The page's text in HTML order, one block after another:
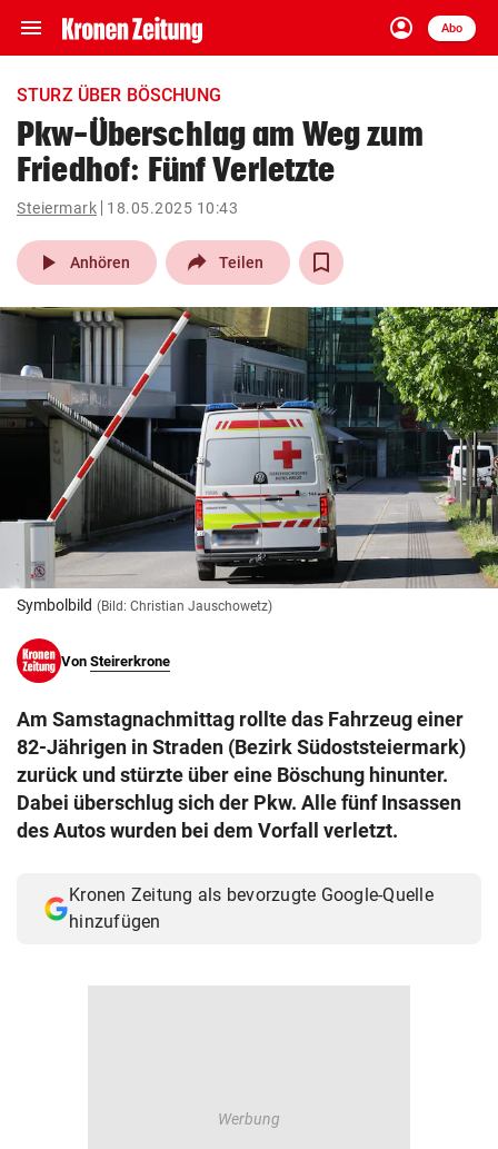
menu Navigation
ein-/ausklappen
account_circle
Anmelden
Abo
close Schließen
account_circle Anmelden
arrow_right
pin_drop
Wien arrow_right
bookmark
search
Suchbegriff
eingeben
© Krone Multimedia GmbH & Co KG 2026
Muthgasse 2, 1190 Wien
STURZ ÜBER BÖSCHUNG
Pkw-Überschlag am Weg zum
Friedhof: Fünf Verletzte
Steiermark 18.05.2025 10:43
play_arrow Anhören Teilen
Symbolbild (Bild: Christian Jauschowetz)
Von Steirerkrone
Am Samstagnachmittag rollte das Fahrzeug einer
82-Jährigen in Straden (Bezirk Südoststeiermark)
zurück und stürzte über eine Böschung hinunter.
Dabei überschlug sich der Pkw. Alle fünf Insassen
des Autos wurden bei dem Vorfall verletzt.
Kronen Zeitung als bevorzugte Google-Quelle
hinzufügen